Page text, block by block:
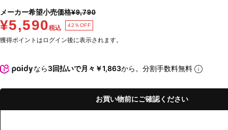
メーカー希望小売価格¥9,790
¥5,590税込 42％OFF
獲得ポイントはログイン後に表示されます。
なら3回払いで月々￥1,863から。分割手数料無料
お買い物前にご確認ください